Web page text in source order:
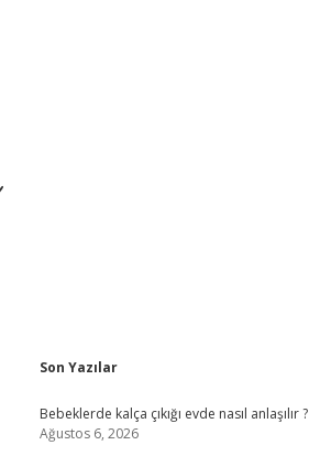
Sidebar
Son Yazılar
Bebeklerde kalça çıkığı evde nasıl anlaşılır ?
Ağustos 6, 2026